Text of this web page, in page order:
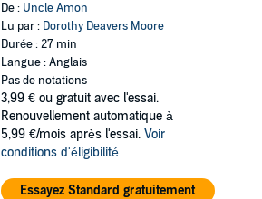
De : Uncle Amon
Lu par : Dorothy Deavers Moore
Durée : 27 min
Langue : Anglais
Pas de notations
3,99 € ou gratuit avec l'essai.
Renouvellement automatique à
5,99 €/mois après l'essai. Voir
conditions d'éligibilité
Essayez Standard gratuitement